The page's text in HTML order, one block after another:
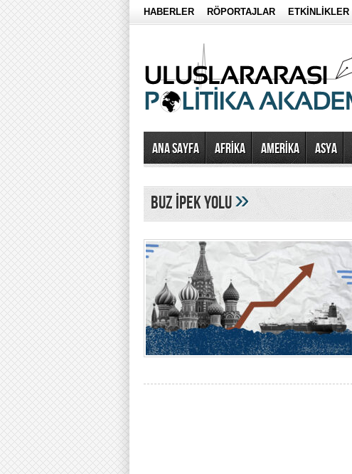
HABERLER RÖPORTAJLAR ETKİNLİKLER
Ana Sayfa AFRİKA AMERİKA ASYA
Buz İpek Yolu»